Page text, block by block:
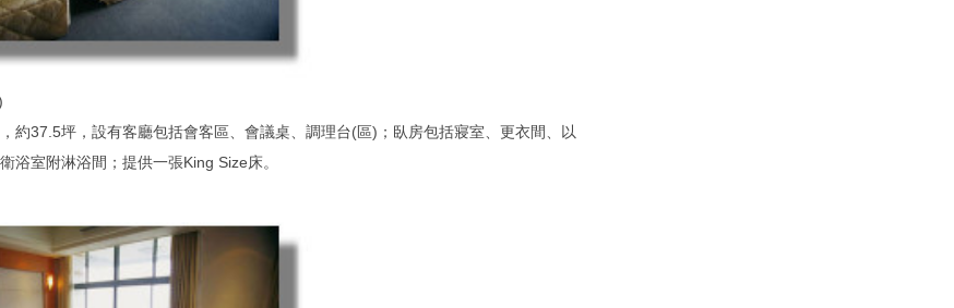
約37.5坪，設有客廳包括會客區、會議桌、調理台(區)；臥房包括寢室、更衣間、以
浴室附淋浴間；提供一張King Size床。